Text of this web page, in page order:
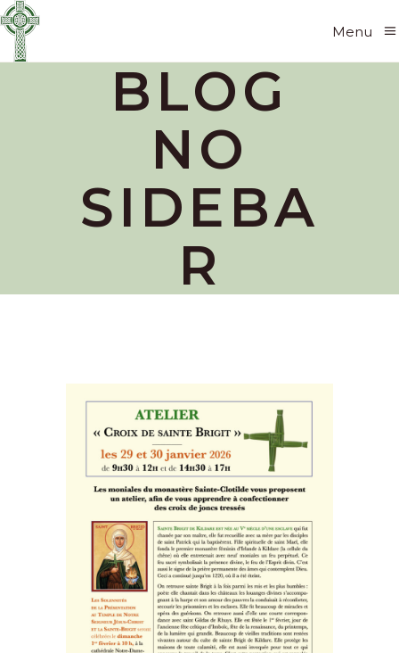
Menu
BLOG
NO
SIDEBA
R